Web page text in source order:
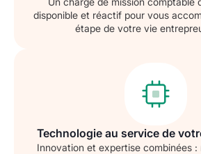
disponible et réactif pour vous
étape de votre vie
Technologie au service de
Innovation et expertise combinées